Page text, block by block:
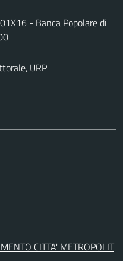
- Banca Popolare di
URP
CITTA' METROPOLIT